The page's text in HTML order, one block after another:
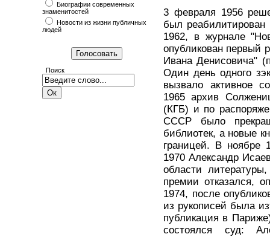
Биографии современных
знаменитостей
Новости из жизни публичных
людей
Поиск
3 февраля 1956
был
1962, в журнале
опубликован первый
Ивана Денисовича"
Один день одного
вызвало активное
1965 архив
(КГБ) и по
СССР было
библиотек, а новые
границей. В ноябре
1970 Александр
области
премии отказался,
1974, после
из рукописей была
публикация в
состоялся суд: